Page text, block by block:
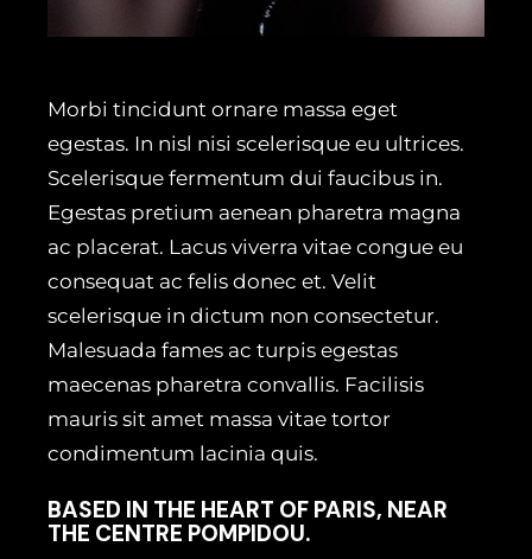
Morbi tincidunt ornare massa eget
egestas. In nisl nisi scelerisque eu ultrices.
Scelerisque fermentum dui faucibus in.
Egestas pretium aenean pharetra magna
ac placerat. Lacus viverra vitae congue eu
consequat ac felis donec et. Velit
scelerisque in dictum non consectetur.
Malesuada fames ac turpis egestas
maecenas pharetra convallis. Facilisis
mauris sit amet massa vitae tortor
condimentum lacinia quis.
BASED IN THE HEART OF PARIS, NEAR
THE CENTRE POMPIDOU.